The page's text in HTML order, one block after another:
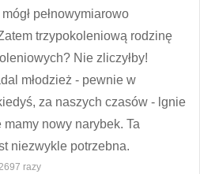
pełnowymiarowo
trzypokoleniową rodzinę
Nie zliczyłby!
młodzież - pewnie w
za naszych czasów - lgnie
nowy narybek. Ta
niezwykle potrzebna.
razy